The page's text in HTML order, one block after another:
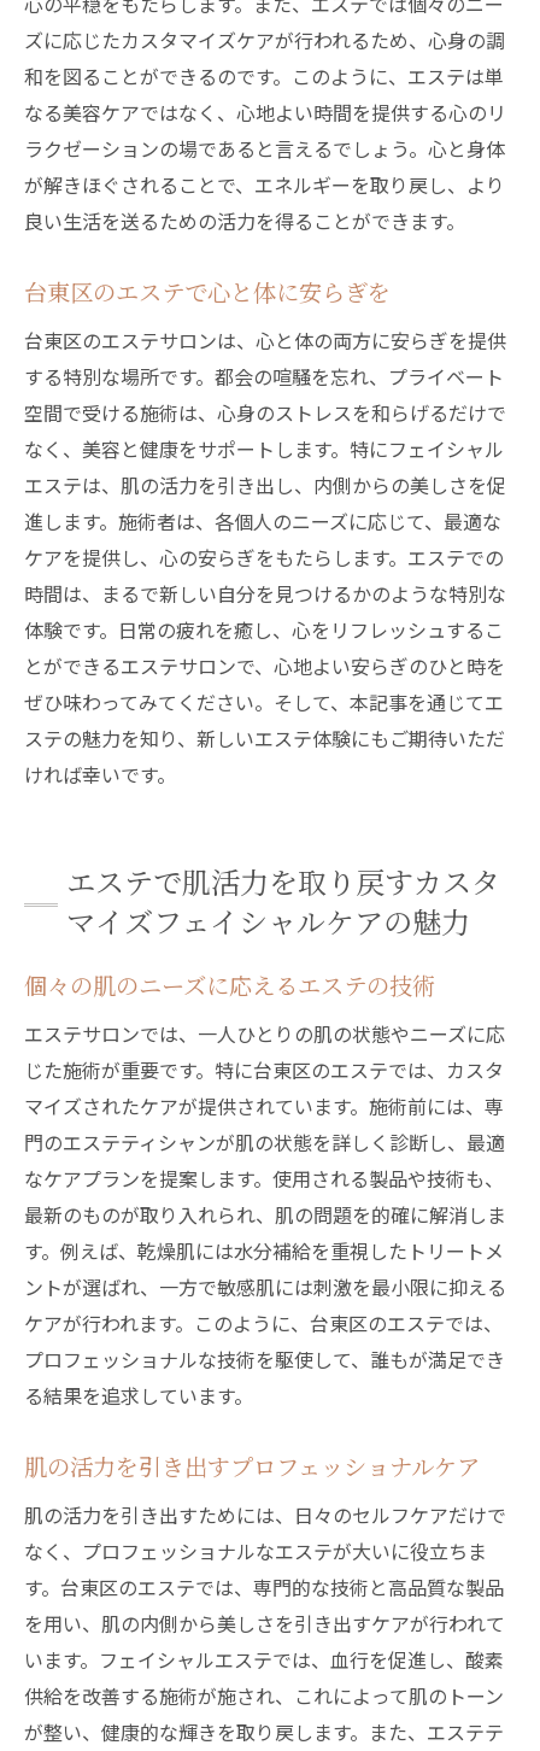
自然派エステで叶える美肌の秘訣
台東区で自然美を引き出すエステの力
エステで実感する肌のナチュラルな輝き
フェイシャルケアによる自然美の追求
台東区のエステで内から輝く自然美を
エステが見つけるあなたの自然な美しさ
シュ
心と体をリセットするエステの魅力
台東区で感じる極上のリフレッシュタイム
エステで日常の疲れを癒す方法
台東区のエステで心地よいひとときを
リフレッシュできるエステのひみつ
日常を忘れ心身を癒す台東区のエステ
ズに応じたカスタマイズケアが行われるため、心身の調
和を図ることができるのです。このように、エステは単
なる美容ケアではなく、心地よい時間を提供する心のリ
ラクゼーションの場であると言えるでしょう。心と身体
が解きほぐされることで、エネルギーを取り戻し、より
良い生活を送るための活力を得ることができます。
台東区のエステで心と体に安らぎを
台東区のエステサロンは、心と体の両方に安らぎを提供
する特別な場所です。都会の喧騒を忘れ、プライベート
空間で受ける施術は、心身のストレスを和らげるだけで
なく、美容と健康をサポートします。特にフェイシャル
エステは、肌の活力を引き出し、内側からの美しさを促
進します。施術者は、各個人のニーズに応じて、最適な
ケアを提供し、心の安らぎをもたらします。エステでの
時間は、まるで新しい自分を見つけるかのような特別な
体験です。日常の疲れを癒し、心をリフレッシュするこ
とができるエステサロンで、心地よい安らぎのひと時を
ぜひ味わってみてください。そして、本記事を通じてエ
ステの魅力を知り、新しいエステ体験にもご期待いただ
ければ幸いです。
エステで肌活力を取り戻すカスタ
マイズフェイシャルケアの魅力
個々の肌のニーズに応えるエステの技術
エステサロンでは、一人ひとりの肌の状態やニーズに応
じた施術が重要です。特に台東区のエステでは、カスタ
マイズされたケアが提供されています。施術前には、専
門のエステティシャンが肌の状態を詳しく診断し、最適
なケアプランを提案します。使用される製品や技術も、
最新のものが取り入れられ、肌の問題を的確に解消しま
す。例えば、乾燥肌には水分補給を重視したトリートメ
ントが選ばれ、一方で敏感肌には刺激を最小限に抑える
ケアが行われます。このように、台東区のエステでは、
プロフェッショナルな技術を駆使して、誰もが満足でき
る結果を追求しています。
肌の活力を引き出すプロフェッショナルケア
肌の活力を引き出すためには、日々のセルフケアだけで
なく、プロフェッショナルなエステが大いに役立ちま
す。台東区のエステでは、専門的な技術と高品質な製品
を用い、肌の内側から美しさを引き出すケアが行われて
います。フェイシャルエステでは、血行を促進し、酸素
供給を改善する施術が施され、これによって肌のトーン
が整い、健康的な輝きを取り戻します。また、エステテ